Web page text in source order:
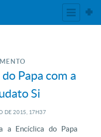
Papa com a
Si
DE 2015, 17H37
a Encíclica do Papa